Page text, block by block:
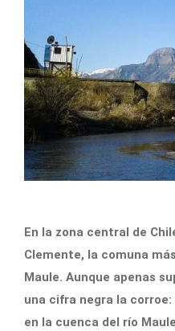
En la zona central de
Clemente, la comuna
Maule. Aunque apenas
una cifra negra la
en la cuenca del río